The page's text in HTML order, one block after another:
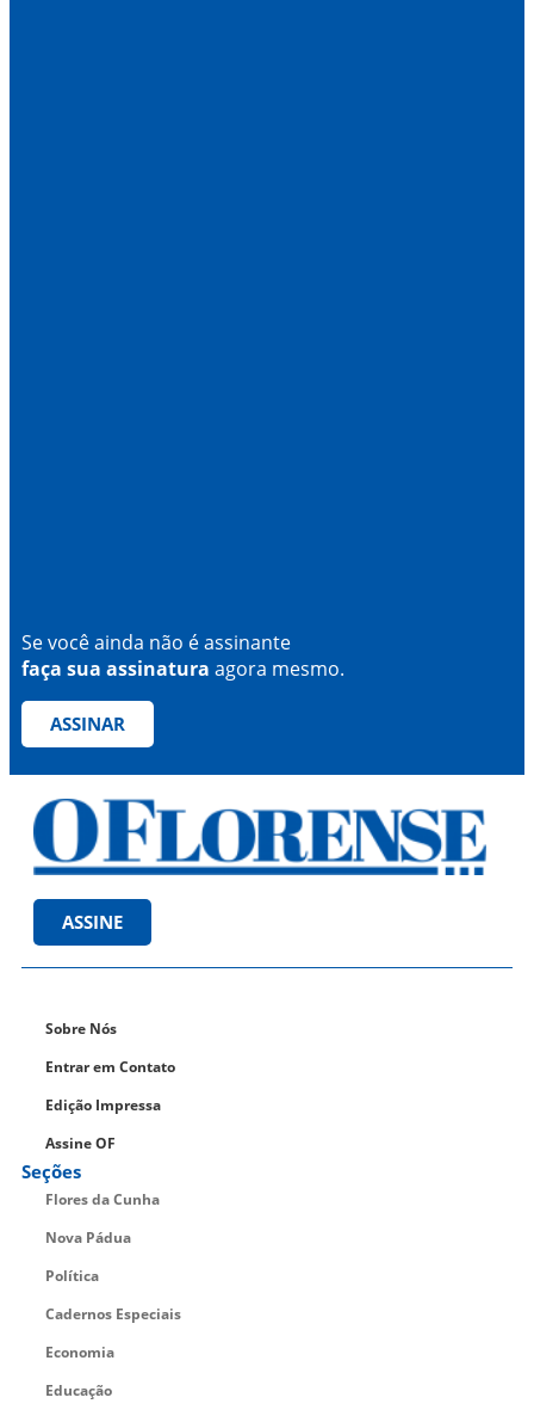
Se você ainda não é assinante
faça sua assinatura agora mesmo.
ASSINAR
ASSINE
Sobre Nós
Entrar em Contato
Edição Impressa
Assine OF
Seções
Flores da Cunha
Nova Pádua
Política
Cadernos Especiais
Economia
Educação